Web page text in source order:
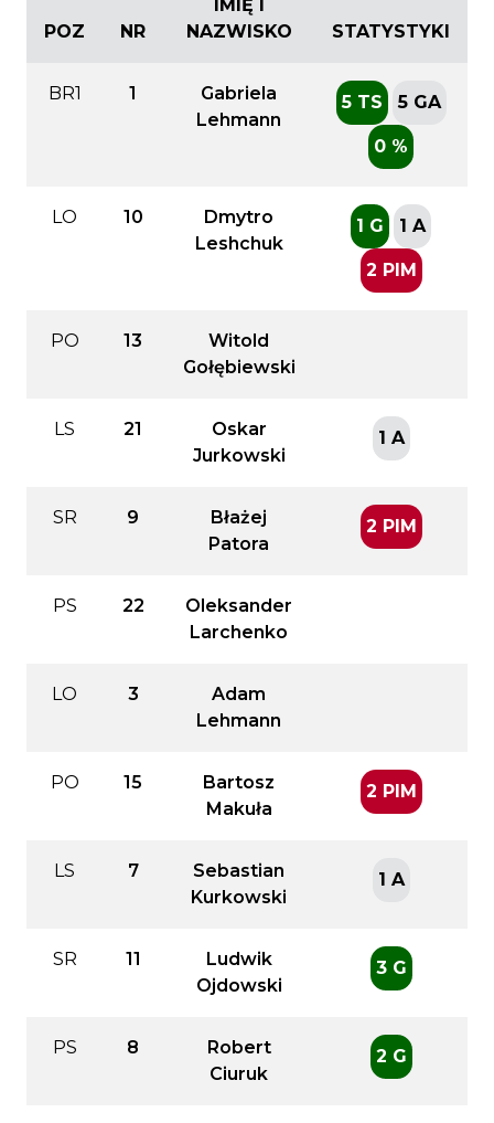
POZ NR
IMIĘ I
NAZWISKO
STATYSTYKI
BR1 1
Gabriela
Lehmann
5 TS 5 GA
0 %
LO 10
Dmytro
Leshchuk
1 G 1 A
2 PIM
PO 13
Witold
Gołębiewski
LS 21
Oskar
Jurkowski
1 A
SR 9
Błażej
Patora
2 PIM
PS 22
Oleksander
Larchenko
LO 3
Adam
Lehmann
PO 15
Bartosz
Makuła
2 PIM
LS 7
Sebastian
Kurkowski
1 A
SR 11
Ludwik
Ojdowski
3 G
PS 8
Robert
Ciuruk
2 G